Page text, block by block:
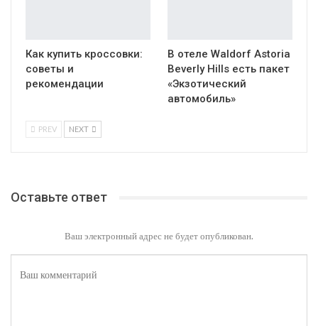
Как купить кроссовки:
советы и
рекомендации
В отеле Waldorf Astoria
Beverly Hills есть пакет
«Экзотический
автомобиль»
PREV NEXT
Оставьте ответ
Ваш электронный адрес не будет опубликован.